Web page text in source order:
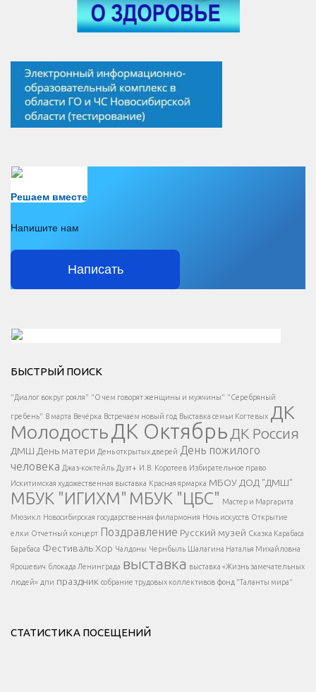
Решаем вместе
Напишите нам
Написать
Есть вопрос?
Напишите нам
</span >
Написать
</button >
</div >
</div > </div >
БЫСТРЫЙ ПОИСК
"Диалог вокруг рояля" "О чем говорят женщины и мужчины" "Серебряный
гребень" 8 марта Вечёрка Встречаем новый год Выставка семьи Когтевых ДК
МолодостьДК Октябрь ДК Россия
ДМШ День матери День открытых дверей День пожилого
человека Джаз-коктейль Дуэт+ И.В. Коротеев Избирательное право
Искитимская художественная выставка Красная ярмарка МБОУ ДОД "ДМШ"
МБУК "ИГИХМ" МБУК "ЦБС" Мастер и Маргарита
Мюзикл Новосибирская государственная филармония Ночь искусств Открытие
елки Отчетный концерт Поздравление Русский музей Сказка Карабаса
Барабаса Фестиваль Хор Чалдоны Чернбыль Шалагина Наталья Михайловна
Ярошевич блокада Ленинграда выставка выставка «Жизнь замечательных
людей» дпи праздник собрание трудовых коллективов фонд "Таланты мира"
СТАТИСТИКА ПОСЕЩЕНИЙ